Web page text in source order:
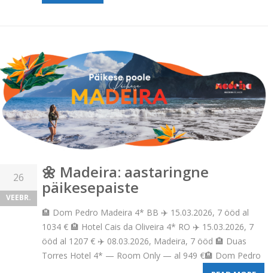
26
VEEBR.
🌼 Madeira: aastaringne
päikesepaiste
🏨 Dom Pedro Madeira 4* BB ✈️ 15.03.2026, 7 ööd al
1034 € 🏨 Hotel Cais da Oliveira 4* RO ✈️ 15.03.2026, 7
ööd al 1207 € ✈️ 08.03.2026, Madeira, 7 ööd 🏨 Duas
Torres Hotel 4* — Room Only — al 949 €🏨 Dom Pedro